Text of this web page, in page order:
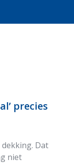
precies
Dat
niet